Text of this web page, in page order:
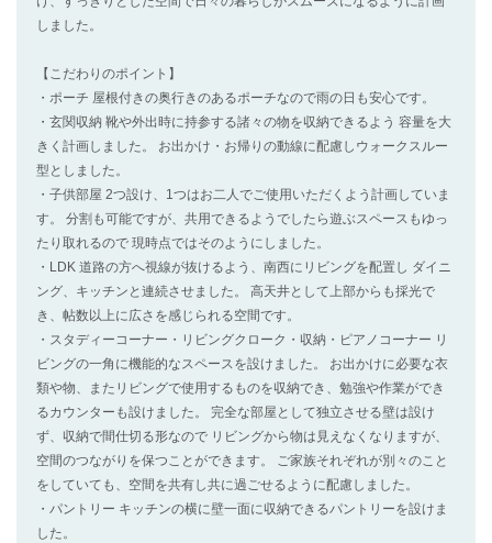
しました。
【こだわりのポイント】
・ポーチ 屋根付きの奥行きのあるポーチなので雨の日も安心です。
・玄関収納 靴や外出時に持参する諸々の物を収納できるよう 容量を大
きく計画しました。 お出かけ・お帰りの動線に配慮しウォークスルー
型としました。
・子供部屋 2つ設け、1つはお二人でご使用いただくよう計画していま
す。 分割も可能ですが、共用できるようでしたら遊ぶスペースもゆっ
たり取れるので 現時点ではそのようにしました。
・LDK 道路の方へ視線が抜けるよう、南西にリビングを配置し ダイニ
ング、キッチンと連続させました。 高天井として上部からも採光で
き、帖数以上に広さを感じられる空間です。
・スタディーコーナー・リビングクローク・収納・ピアノコーナー リ
ビングの一角に機能的なスペースを設けました。 お出かけに必要な衣
類や物、またリビングで使用するものを収納でき、勉強や作業ができ
るカウンターも設けました。 完全な部屋として独立させる壁は設け
ず、収納で間仕切る形なので リビングから物は見えなくなりますが、
空間のつながりを保つことができます。 ご家族それぞれが別々のこと
をしていても、空間を共有し共に過ごせるように配慮しました。
・パントリー キッチンの横に壁一面に収納できるパントリーを設けま
した。